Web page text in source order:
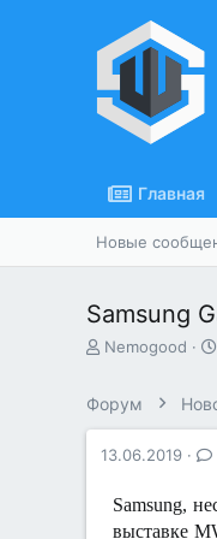
Главная
Новые
Samsung
А
о
р
т
м
ы
Nemogood
Форум
13.06.2019
Samsung,
выставке